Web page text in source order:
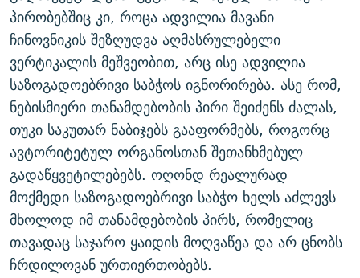
პირობებშიც კი, როცა ადვილია მავანი
ჩინოვნიკის შეზღუდვა აღმასრულებელი
ვერტიკალის მეშვეობით, არც ისე ადვილია
საზოგადოებრივი საბჭოს იგნორირება. ასე რომ,
ნებისმიერი თანამდებობის პირი შეიძენს ძალას,
თუკი საკუთარ ნაბიჯებს გააფორმებს, როგორც
ავტორიტეტულ ორგანოსთან შეთანხმებულ
გადაწყვეტილებებს. ოღონდ რეალურად
მოქმედი საზოგადოებრივი საბჭო ხელს აძლევს
მხოლოდ იმ თანამდებობის პირს, რომელიც
თავადაც საჯარო ყაიდის მოღვაწეა და არ ცნობს
ჩრდილოვან ურთიერთობებს.